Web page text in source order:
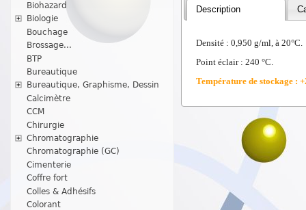
Biohazard
Biologie
Bouchage
Brossage...
BTP
Bureautique
Bureautique, Graphisme, Dessin
Calcimètre
CCM
Chirurgie
Chromatographie
Chromatographie (GC)
Cimenterie
Coffre fort
Colles & Adhésifs
Colorant
Description
Densité : 0,950 g/ml, à 20°C.
Point éclair : 240 °C.
Température de stockage :